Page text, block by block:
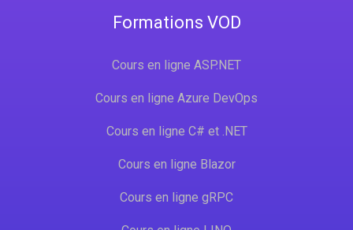
Formations VOD
Cours en ligne ASP.NET
Cours en ligne Azure DevOps
Cours en ligne C# et .NET
Cours en ligne Blazor
Cours en ligne gRPC